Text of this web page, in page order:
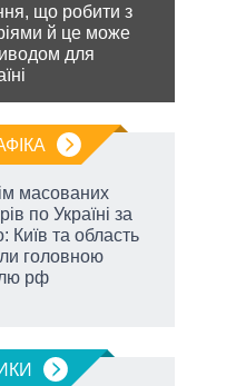
що робити з
й це може
для
масованих
по Україні за
Київ та область
головною
рф